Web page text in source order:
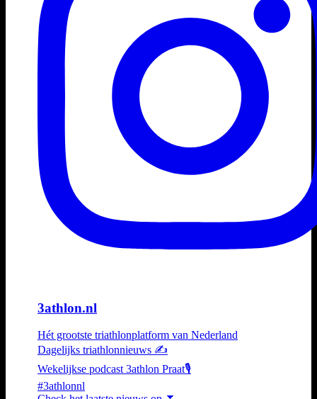
3athlon.nl
Hét grootste triathlonplatform van Nederland
Dagelijks triathlonnieuws ✍️
Wekelijkse podcast 3athlon Praat🎙️
#3athlonnl